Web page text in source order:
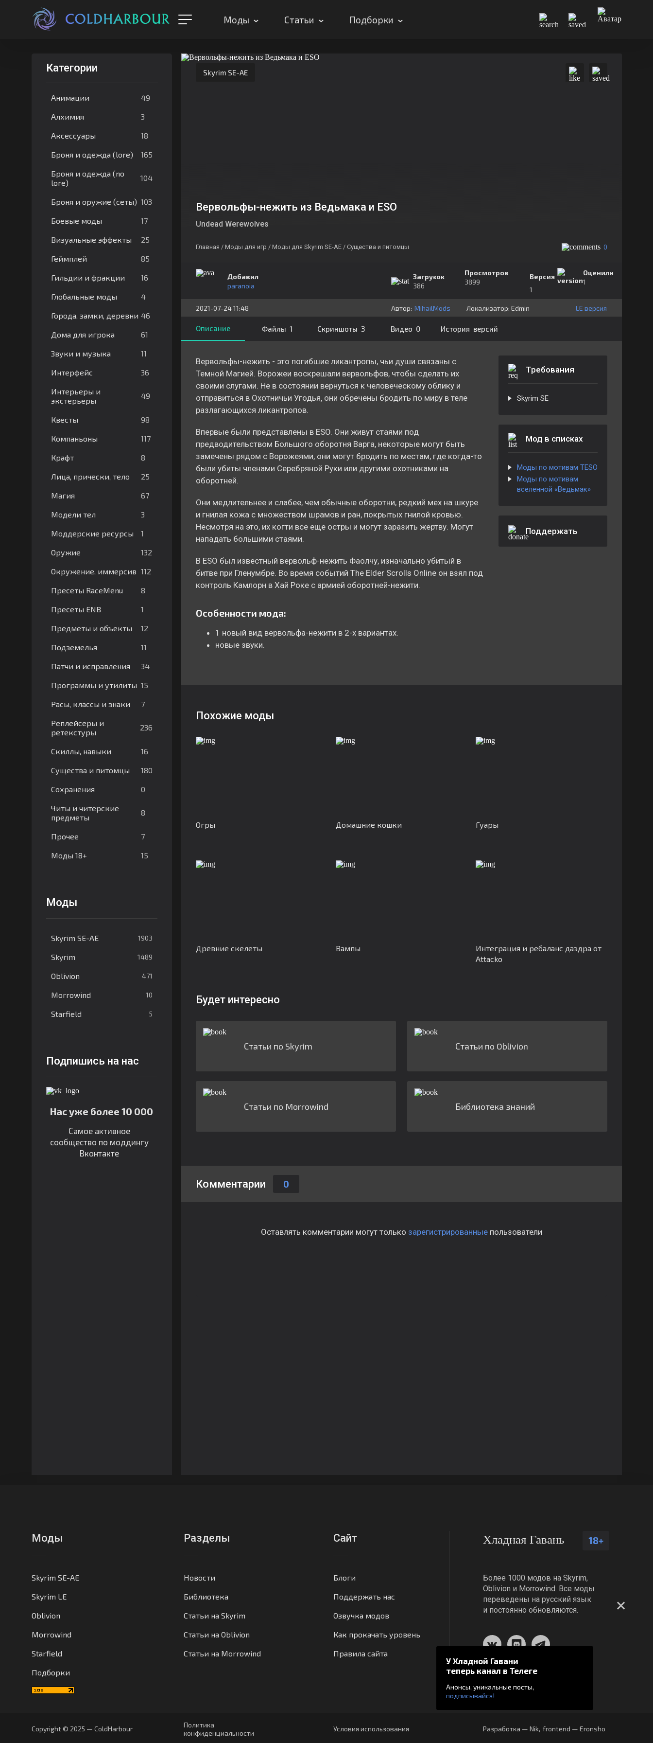
Моды Статьи Подборки
Категории
Анимации 49
Алхимия 3
Аксессуары 18
Броня и одежда (lore) 165
Броня и одежда (no
lore)
104
Броня и оружие (сеты) 103
Боевые моды 17
Визуальные эффекты 25
Геймплей 85
Гильдии и фракции 16
Глобальные моды 4
Города, замки, деревни 46
Дома для игрока 61
Звуки и музыка 11
Интерфейс 36
Интерьеры и
экстерьеры
49
Квесты 98
Компаньоны 117
Крафт 8
Лица, прически, тело 25
Магия 67
Модели тел 3
Моддерские ресурсы 1
Оружие 132
Окружение, иммерсив 112
Пресеты RaceMenu 8
Пресеты ENB 1
Предметы и объекты 12
Подземелья 11
Патчи и исправления 34
Программы и утилиты 15
Расы, классы и знаки 7
Реплейсеры и
ретекстуры
236
Скиллы, навыки 16
Существа и питомцы 180
Сохранения 0
Читы и читерские
предметы
8
Прочее 7
Моды 18+ 15
Моды
Skyrim SE-AE 1903
Skyrim 1489
Oblivion 471
Morrowind 10
Starfield 5
Подпишись на нас
Нас уже более 10 000
Самое активное
сообщество по моддингу
Вконтакте
Skyrim SE-AE
Вервольфы-нежить из Ведьмака и ESO
Undead Werewolves
Главная / Моды для игр / Моды для Skyrim SE-AE / Существа и питомцы 0
Добавил
paranoia
Загрузок
386
Просмотров
3899
Версия
1
Оценили
1
2021-07-24 11:48 Автор: MihailMods Локализатор: ⁣⁣⁣Edmin LE версия
Описание Файлы 1 Скриншоты 3 Видео 0 История версий
Вервольфы-нежить - это погибшие ликантропы, чьи души связаны с
Темной Магией. Ворожеи воскрешали вервольфов, чтобы сделать их
своими слугами. Не в состоянии вернуться к человеческому облику и
отправиться в Охотничьи Угодья, они обречены бродить по миру в теле
разлагающихся ликантропов.
Впервые были представлены в ESO. Они живут стаями под
предводительством Большого оборотня Варга, некоторые могут быть
замечены рядом с Ворожеями, они могут бродить по местам, где когда-то
были убиты членами Серебряной Руки или другими охотниками на
оборотней.
Они медлительнее и слабее, чем обычные оборотни, редкий мех на шкуре
и гнилая кожа с множеством шрамов и ран, покрытых гнилой кровью.
Несмотря на это, их когти все еще остры и могут заразить жертву. Могут
нападать большими стаями.
В ESO был известный вервольф-нежить Фаолчу, изначально убитый в
битве при Гленумбре. Во время событий The Elder Scrolls Online он взял под
контроль Камлорн в Хай Роке с армией оборотней-нежити.
Особенности мода:
1 новый вид вервольфа-нежити в 2-х вариантах.
новые звуки.
Требования
Skyrim SE
Мод в списках
Моды по мотивам TESO
Моды по мотивам
вселенной «Ведьмак»
Поддержать
Похожие моды
Огры Домашние кошки Гуары
Древние скелеты Вампы
Интеграция и ребаланс даэдра от
Attacko
Будет интересно
Статьи по Skyrim Статьи по Oblivion
Статьи по Morrowind Библиотека знаний
Комментарии 0
Оставлять комментарии могут только зарегистрированныепользователи
У Хладной Гавани
теперь канал в Телеге
Анонсы, уникальные посты,
подписывайся!
Моды
Skyrim SE-AE
Skyrim LE
Oblivion
Morrowind
Starfield
Подборки
Разделы
Новости
Библиотека
Статьи на Skyrim
Статьи на Oblivion
Статьи на Morrowind
Сайт
Блоги
Поддержать нас
Озвучка модов
Как прокачать уровень
Правила сайта
Хладная Гавань 18+
Более 1000 модов на Skyrim,
Oblivion и Morrowind. Все моды
переведены на русский язык
и постоянно обновляются.
Copyright © 2025 — ColdHarbour
Политика
конфиденциальности
Условия использования Разработка — Nik, frontend — Eronsho